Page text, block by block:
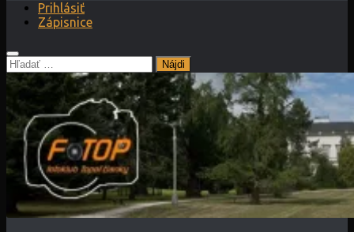
Prihlásiť
Zápisnice
Hľadať: